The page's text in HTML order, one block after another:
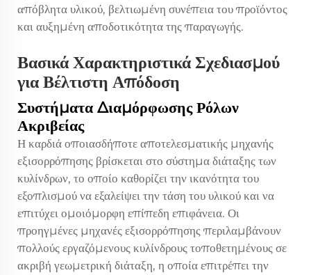
απόβλητα υλικού, βελτιωμένη συνέπεια του προϊόντος
και αυξημένη αποδοτικότητα της παραγωγής.
Βασικά Χαρακτηριστικά Σχεδιασμού
για Βέλτιστη Απόδοση
Συστήματα Διαμόρφωσης Ρόλων
Ακριβείας
Η καρδιά οποιασδήποτε αποτελεσματικής μηχανής
εξισορρόπησης βρίσκεται στο σύστημα διάταξης των
κυλίνδρων, το οποίο καθορίζει την ικανότητα του
εξοπλισμού να εξαλείψει την τάση του υλικού και να
επιτύχει ομοιόμορφη επίπεδη επιφάνεια. Οι
προηγμένες μηχανές εξισορρόπησης περιλαμβάνουν
πολλούς εργαζόμενους κυλίνδρους τοποθετημένους σε
ακριβή γεωμετρική διάταξη, η οποία επιτρέπει την